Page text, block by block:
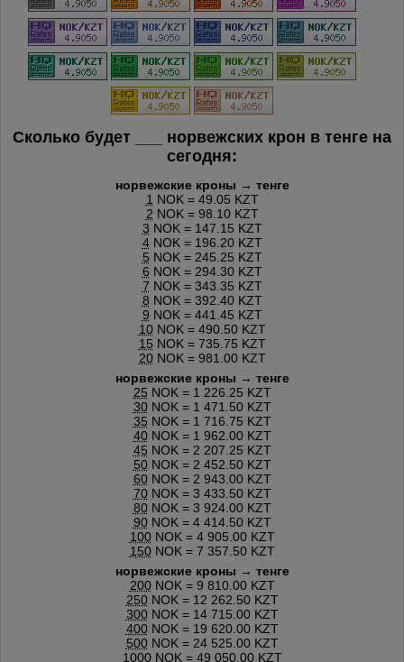
Сколько будет
норвежских крон в тенге на
сегодня:
норвежские кроны → тенге
1 NOK = 49.05 KZT
2 NOK = 98.10 KZT
3 NOK = 147.15 KZT
4NOK = 196.20 KZT
5 NOK = 245.25 KZT
6 NOK = 294.30 KZT
7 NOK = 343.35 KZT
8 NOK = 392.40 KZT
9 NOK = 441.45 KZT
10NOK = 490.50 KZT
15 NOK = 735.75 KZT
20NOK = 981.00 KZT
норвежские кроны → тенге
25 NOK = 1 226.25 KZT
30NOK = 1 471.50 KZT
35 NOK = 1 716.75 KZT
40NOK = 1 962.00 KZT
45 NOK = 2 207.25 KZT
50NOK = 2 452.50 KZT
60NOK = 2 943.00 KZT
70NOK = 3 433.50 KZT
80NOK = 3 924.00 KZT
90NOK = 4 414.50 KZT
100NOK = 4 905.00 KZT
150NOK = 7 357.50 KZT
норвежские кроны → тенге
200NOK = 9 810.00 KZT
250NOK = 12 262.50 KZT
300NOK = 14 715.00 KZT
400NOK = 19 620.00 KZT
500NOK = 24 525.00 KZT
1000NOK = 49 050.00 KZT